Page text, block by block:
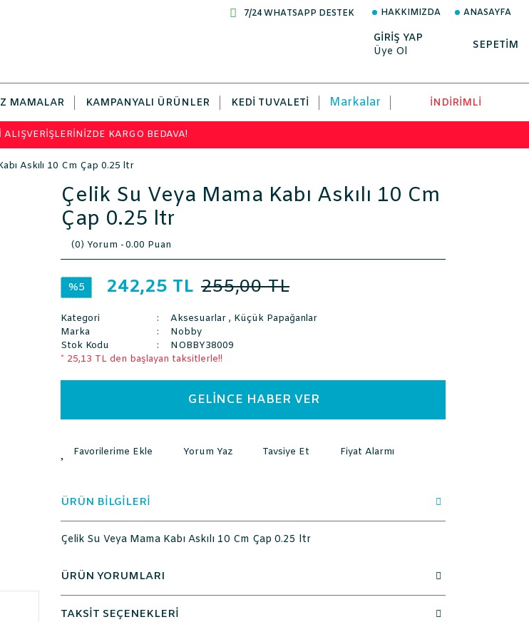
7/24 WHATSAPP DESTEK HAKKIMIZDA ANASAYFA
GİRİŞ YAP
Üye Ol
SEPETİM
MAMALAR KAMPANYALI ÜRÜNLER KEDI TUVALETI Markalar İNDİRİMLİ
KARGO BEDAVA!
Askılı 10 Cm Çap 0.25 ltr
Çelik Su Veya Mama Kabı Askılı 10 Cm
Çap 0.25 ltr
(0) Yorum -0.00 Puan
%5 242,25 TL 255,00 TL
Kategori Aksesuarlar , Küçük Papağanlar
Marka
Nobby
Stok Kodu
NOBBY38009
* 25,13 TL den başlayan taksitlerle!!
GELİNCE HABER VER
Yorum Yaz Tavsiye Et Fiyat Alarmı
ÜRÜN BİLGİLERİ
Çelik Su Veya Mama Kabı Askılı 10 Cm Çap 0.25 ltr
ÜRÜN YORUMLARI
TAKSİT SEÇENEKLERİ